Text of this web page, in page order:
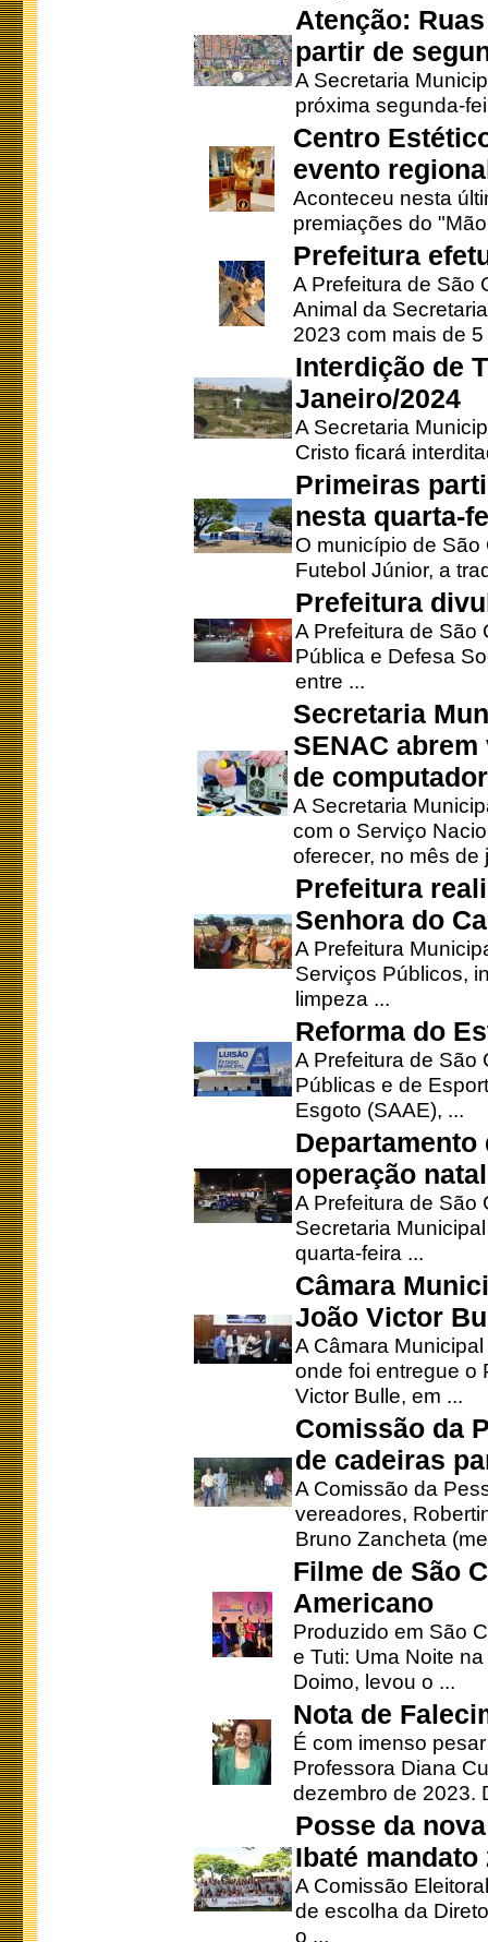
Atenção:
partir de
A Secretaria
próxima segunda-
Centro
evento
Aconteceu nesta
premiações do
Prefeitura
A Prefeitura de São
Animal da
2023 com mais de 5
Interdição de
Janeiro/2024
A Secretaria
Cristo ficará
Primeiras
nesta quarta-
O município de
Futebol Júnior, a
Prefeitura
A Prefeitura de São
Pública e Defesa
entre ...
Secretaria
SENAC
de
A Secretaria
com o Serviço
oferecer, no mês de
Prefeitura
Senhora do
A Prefeitura
Serviços Públicos,
limpeza ...
Reforma do
A Prefeitura de São
Públicas e de
Esgoto (SAAE), ...
operação
A Prefeitura de São
Secretaria
quarta-feira ...
Câmara
João Victor
A Câmara
onde foi entregue o
Victor Bulle, em ...
Comissão da
de cadeiras
A Comissão da
vereadores,
Bruno Zancheta
Filme de São
Americano
Produzido em São
e Tuti: Uma Noite
Doimo, levou o ...
Nota de
É com imenso
Professora Diana
dezembro de 2023.
Posse da
Ibaté mandato
A Comissão
de escolha da
o ...